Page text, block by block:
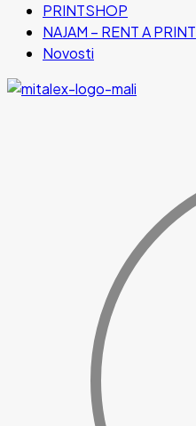
PRINTSHOP
NAJAM – RENT A PRINT
Novosti